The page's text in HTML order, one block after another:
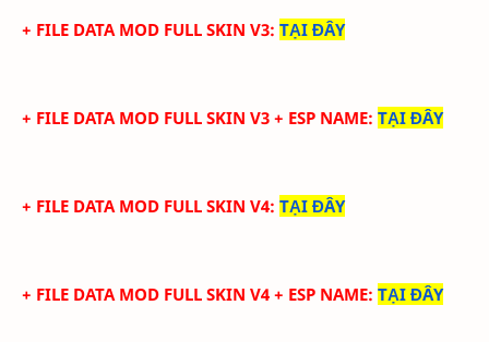
+ FILE DATA MOD FULL SKIN V3: TẠI ĐÂY
+ FILE DATA MOD FULL SKIN V3 + ESP NAME: TẠI ĐÂY
+ FILE DATA MOD FULL SKIN V4: TẠI ĐÂY
+ FILE DATA MOD FULL SKIN V4 + ESP NAME: TẠI ĐÂY